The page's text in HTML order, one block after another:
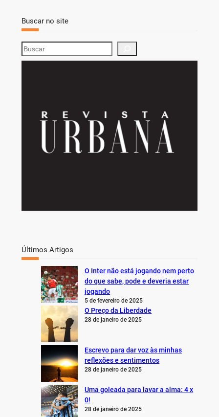
Buscar no site
S
e
Últimos Artigos
O Inter não está jogando nem perto
do que sabe, pode e deveria estar
jogando
5 de fevereiro de 2025
O Preço da Liberdade
28 de janeiro de 2025
Escrevo para dar voz às minhas
reflexões e sentimentos
28 de janeiro de 2025
Uma goleada para lavar a alma: 4 x
0!
28 de janeiro de 2025